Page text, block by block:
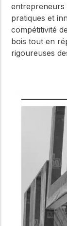
entrepreneurs
pratiques et
compétitivité
bois tout en
rigoureuses